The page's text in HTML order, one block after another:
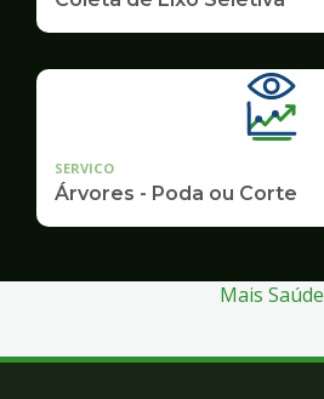
SERVICO
Árvores - Poda ou Corte
Mais Saúde